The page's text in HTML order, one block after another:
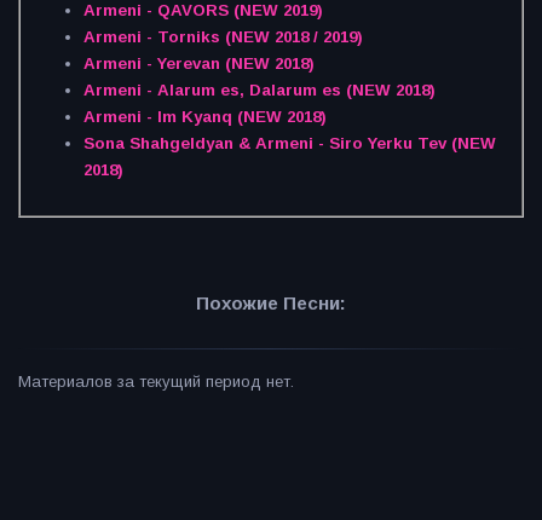
Armeni - QAVORS (NEW 2019)
Armeni - Torniks (NEW 2018 / 2019)
Armeni - Yerevan (NEW 2018)
Armeni - Alarum es, Dalarum es (NEW 2018)
Armeni - Im Kyanq (NEW 2018)
Sona Shahgeldyan & Armeni - Siro Yerku Tev (NEW
2018)
Похожие Песни:
Материалов за текущий период нет.